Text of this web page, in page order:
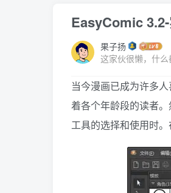
EasyComic
果子扬
这家伙很懒，什
当今漫画已成为许多
着各个年龄段的读者
工具的选择和使用时